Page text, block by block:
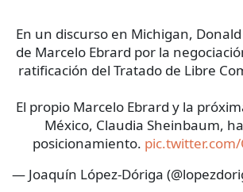
En un discurso en Michigan,
de Marcelo Ebrard por la
ratificación del Tratado de Libre
El propio Marcelo Ebrard y la
México, Claudia Sheinbaum,
posicionamiento. pic.twitter.com/
— Joaquín López-Dóriga